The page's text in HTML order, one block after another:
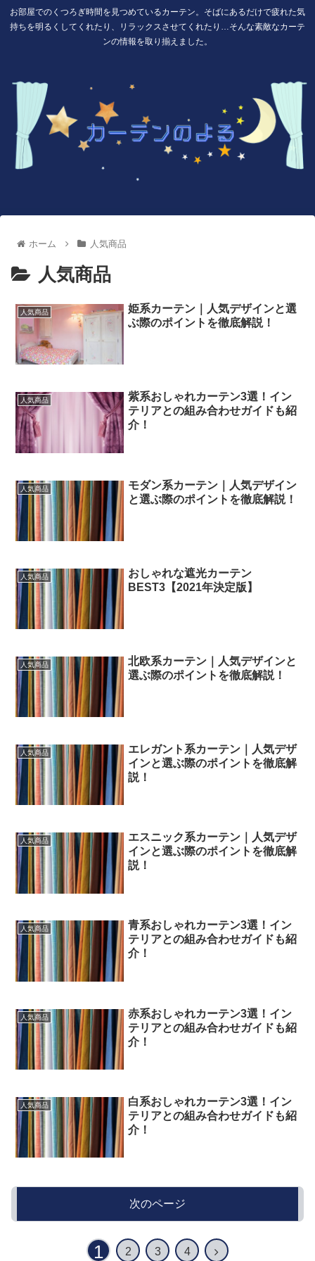
お部屋でのくつろぎ時間を見つめているカーテン。そばにあるだけで疲れた気
持ちを明るくしてくれたり、リラックスさせてくれたり…そんな素敵なカーテ
ンの情報を取り揃えました。
ホーム 人気商品
人気商品
人気商品
姫系カーテン｜人気デザインと選
ぶ際のポイントを徹底解説！
人気商品
紫系おしゃれカーテン3選！イン
テリアとの組み合わせガイドも紹
介！
人気商品
モダン系カーテン｜人気デザイン
と選ぶ際のポイントを徹底解説！
人気商品
おしゃれな遮光カーテン
BEST3【2021年決定版】
人気商品
北欧系カーテン｜人気デザインと
選ぶ際のポイントを徹底解説！
人気商品
エレガント系カーテン｜人気デザ
インと選ぶ際のポイントを徹底解
説！
人気商品
エスニック系カーテン｜人気デザ
インと選ぶ際のポイントを徹底解
説！
人気商品
青系おしゃれカーテン3選！イン
テリアとの組み合わせガイドも紹
介！
人気商品
赤系おしゃれカーテン3選！イン
テリアとの組み合わせガイドも紹
介！
人気商品
白系おしゃれカーテン3選！イン
テリアとの組み合わせガイドも紹
介！
次のページ
1 2 3 4